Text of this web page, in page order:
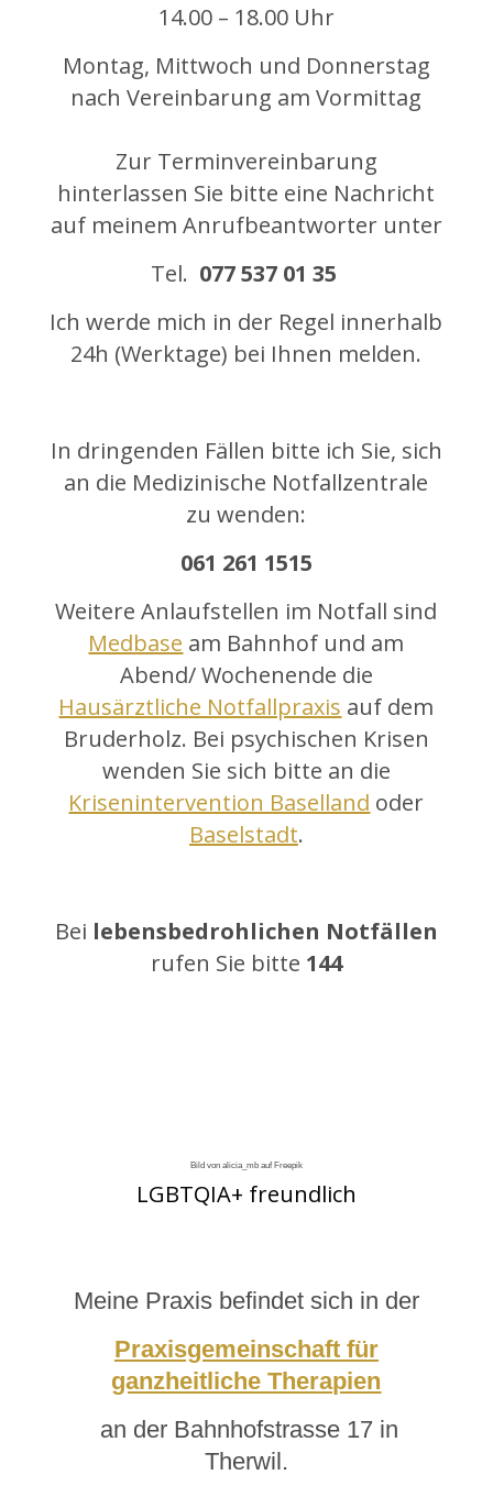
14.00 – 18.00 Uhr
Montag, Mittwoch und Donnerstag
nach Vereinbarung am Vormittag
Zur Terminvereinbarung
hinterlassen Sie bitte eine Nachricht
auf meinem Anrufbeantworter unter
Tel. 077 537 01 35
Ich werde mich in der Regel innerhalb
24h (Werktage) bei Ihnen melden.
In dringenden Fällen bitte ich Sie, sich
an die Medizinische Notfallzentrale
zu wenden:
061 261 1515
Weitere Anlaufstellen im Notfall sind
Medbase am Bahnhof und am
Abend/ Wochenende die
Hausärztliche Notfallpraxis auf dem
Bruderholz. Bei psychischen Krisen
wenden Sie sich bitte an die
Krisenintervention Baselland oder
Baselstadt.
Bei lebensbedrohlichen Notfällen
rufen Sie bitte 144
Bild von alicia_mb auf Freepik
LGBTQIA+ freundlich
Meine Praxis befindet sich in der
Praxisgemeinschaft für
ganzheitliche Therapien
an der Bahnhofstrasse 17 in
Therwil.